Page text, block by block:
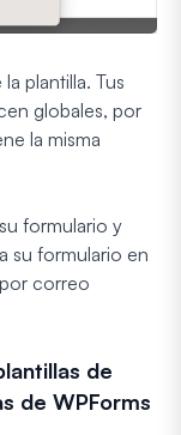
plantilla. Tus
globales, por
la misma
formulario y
su formulario en
correo
de
de WPForms